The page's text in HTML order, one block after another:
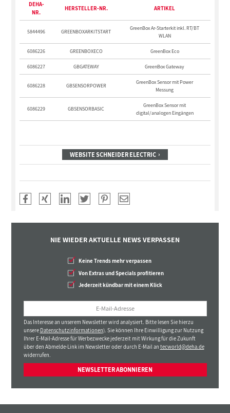
DEHA-
NR.
HERSTELLER-NR. ARTIKEL
5844496 GREENBOXARKITSTART
GreenBox Ar-Starterkit inkl. RT/BT
WLAN
6086226 GREENBOXECO GreenBox Eco
6086227 GBGATEWAY GreenBox Gateway
6086228 GBSENSORPOWER
GreenBox Sensor mit Power
Messung
6086229 GBSENSORBASIC
GreenBox Sensor mit
digital/analogen Eingängen
WEBSITE SCHNEIDER ELECTRIC
NIE WIEDER AKTUELLE NEWS VERPASSEN
Keine Trends mehr verpassen
Von Extras und Specials profitieren
Jederzeit kündbar mit einem Klick
Das Interesse an unserem Newsletter wird analysiert. Bitte lesen Sie hierzu
unsere Datenschutzinformationen). Sie können Ihre Einwilligung zur Nutzung
Ihrer E-Mail-Adresse für Werbezwecke jederzeit mit Wirkung für die Zukunft
über den Abmelde-Link im Newsletter oder durch E-Mail an tecworld@deha.de
widerrufen.
NEWSLETTER ABONNIEREN